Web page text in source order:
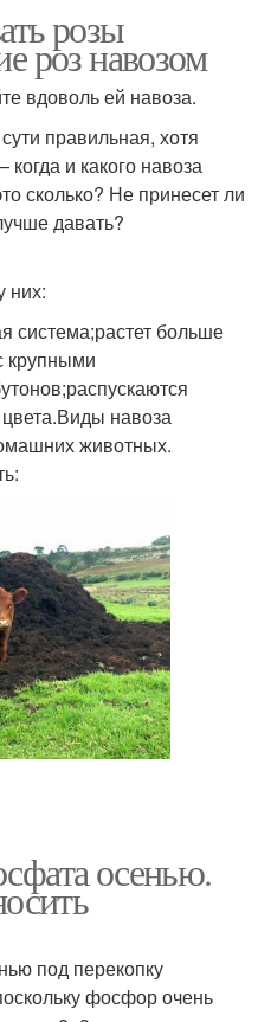
розы
роз навозом
вдоволь ей навоза.
правильная, хотя
и какого навоза
сколько? Не принесет ли
давать?
них:
система;растет больше
крупными
навоза
животных.
осенью.
под перекопку
фосфор очень